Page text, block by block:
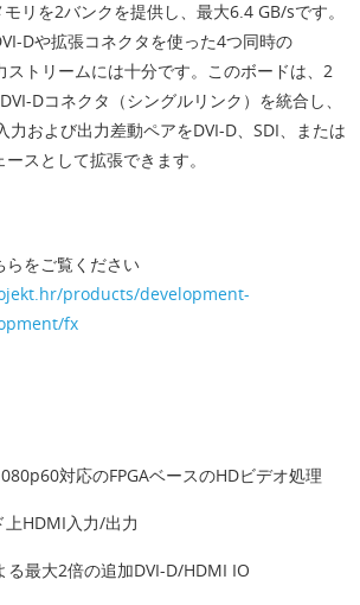
リを2バンクを提供し、最大6.4 GB/sです。
Dや拡張コネクタを使った4つ同時の
トリームには十分です。このボードは、2
Dコネクタ（シングルリンク）を統合し、
力および出力差動ペアをDVI-D、SDI、または
スとして拡張できます。
らをご覧ください
products/development-
fx
対応のFPGAベースのHDビデオ処理
HDMI入力/出力
る最大2倍の追加DVI-D/HDMI IO